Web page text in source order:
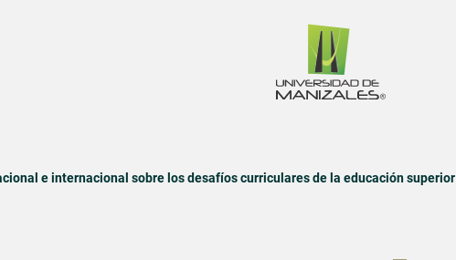
e internacional sobre los desafíos curriculares de la educación superior